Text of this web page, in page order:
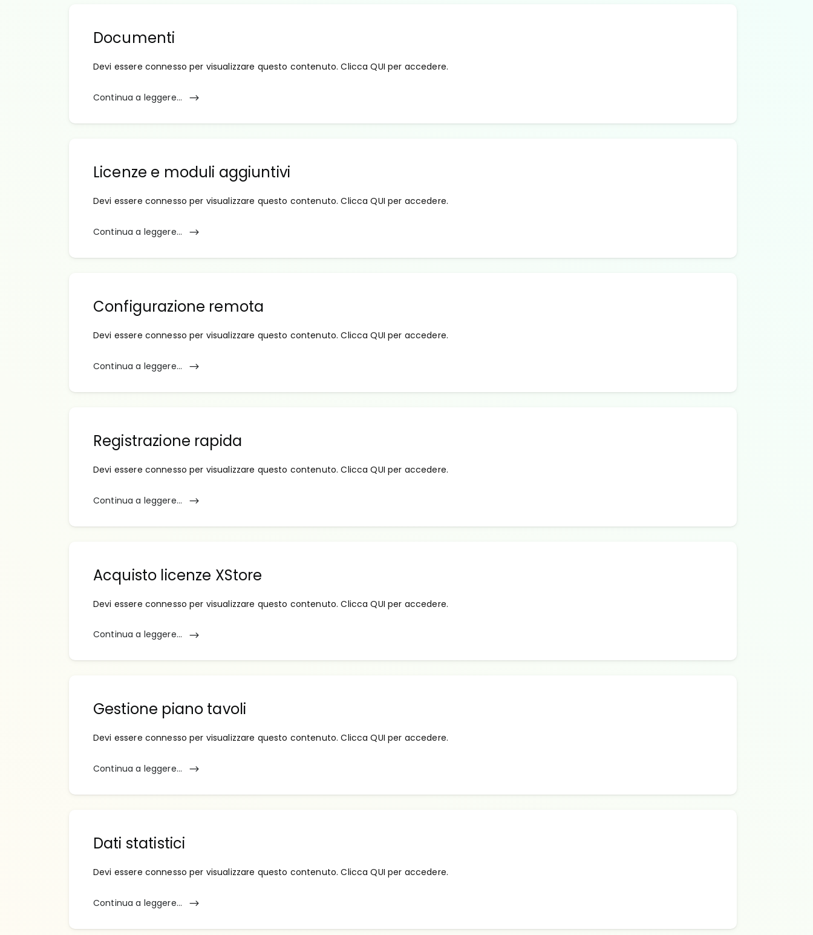
Documenti
Devi essere connesso per visualizzare questo contenuto. Clicca QUI per accedere.
Continua a leggere...
Licenze e moduli aggiuntivi
Devi essere connesso per visualizzare questo contenuto. Clicca QUI per accedere.
Continua a leggere...
Configurazione remota
Devi essere connesso per visualizzare questo contenuto. Clicca QUI per accedere.
Continua a leggere...
Registrazione rapida
Devi essere connesso per visualizzare questo contenuto. Clicca QUI per accedere.
Continua a leggere...
Acquisto licenze XStore
Devi essere connesso per visualizzare questo contenuto. Clicca QUI per accedere.
Continua a leggere...
Gestione piano tavoli
Devi essere connesso per visualizzare questo contenuto. Clicca QUI per accedere.
Continua a leggere...
Dati statistici
Devi essere connesso per visualizzare questo contenuto. Clicca QUI per accedere.
Continua a leggere...